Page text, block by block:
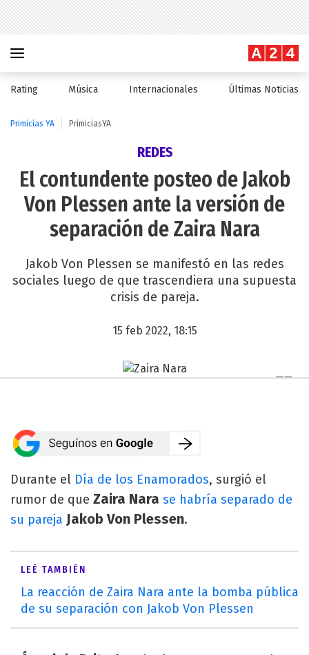
Rating Música Internacionales Últimas Noticias
Primicias YA PrimiciasYA
REDES
El contundente posteo de Jakob
Von Plessen ante la versión de
separación de Zaira Nara
Jakob Von Plessen se manifestó en las redes
sociales luego de que trascendiera una supuesta
crisis de pareja.
15 feb 2022, 18:15
Durante el Día de los Enamorados, surgió el
rumor de que Zaira Nara se habría separado de
su pareja Jakob Von Plessen.
LEÉ TAMBIÉN
La reacción de Zaira Nara ante la bomba pública
de su separación con Jakob Von Plessen